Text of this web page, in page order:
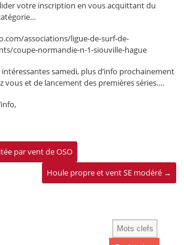
votre inscription en vous acquittant du
associations/ligue-de-surf-de-
coupe-normandie-n-1-siouville-hague
samedi, plus d’info prochainement
vous et de lancement des premières séries….
par vent de OSO
Houle propre et vent SE modéré →